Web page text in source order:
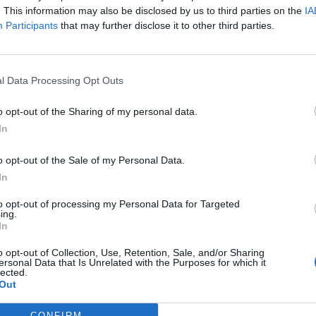
This information may also be disclosed by us to third parties on the
Participants that may further disclose it to other third parties.
Data Processing Opt Outs
opt-out of the Sharing of my personal data.
opt-out of the Sale of my Personal Data.
opt-out of processing my Personal Data for Targeted
opt-out of Collection, Use, Retention, Sale, and/or Sharing
Data that Is Unrelated with the Purposes for which it
Due omaggi di Bentley alla
di Bathurst
Di